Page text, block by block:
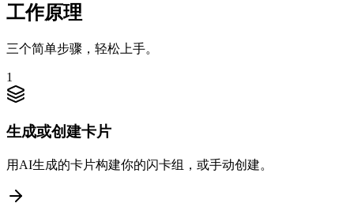
工作原理
三个简单步骤，轻松上手。
1
生成或创建卡片
用AI生成的卡片构建你的闪卡组，或手动创建。